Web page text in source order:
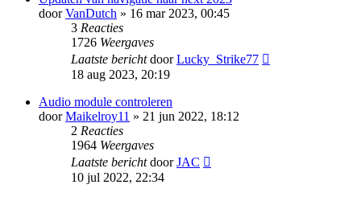
doorVanDutch » 16 mar 2023, 00:45
3 Reacties
1726 Weergaves
Laatste berichtdoorLucky_Strike77
18 aug 2023, 20:19
Audio module controleren
doorMaikelroy11 » 21 jun 2022, 18:12
2 Reacties
1964 Weergaves
Laatste berichtdoorJAC
10 jul 2022, 22:34